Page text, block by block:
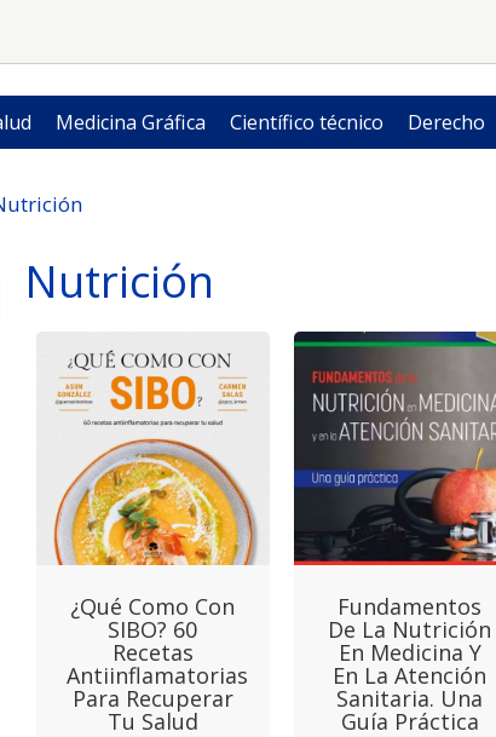
Medicina Gráfica Científico técnico Derecho
Nutrición
¿Qué Como Con
SIBO? 60
Recetas
Antiinflamatorias
Para Recuperar
Tu Salud
Fundamentos
De La Nutrición
En Medicina Y
En La Atención
Sanitaria. Una
Guía Práctica